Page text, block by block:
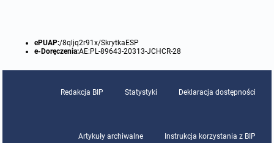
ePUAP:/8qljq2r91x/SkrytkaESP
e-Doręczenia:AE:PL-89643-20313-JCHCR-28
Redakcja BIP Statystyki Deklaracja dostępności
Artykuły archiwalne Instrukcja korzystania z BIP